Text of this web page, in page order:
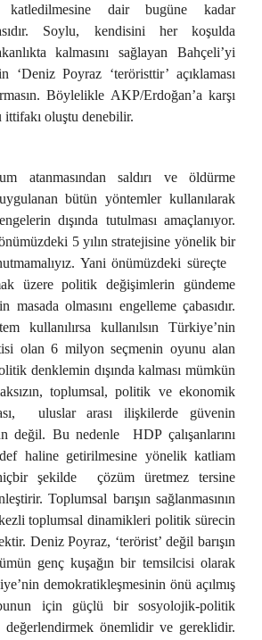
katledilmesine dair bugüne kadar
Soylu, kendisini her koşulda
kalmasını sağlayan Bahçeli’yi
‘Deniz Poyraz ‘teröristtir’ açıklaması
Böylelikle AKP/Erdoğan’a karşı
oluştu denebilir.
atanmasından saldırı ve öldürme
bütün yöntemler kullanılarak
dışında tutulması amaçlanıyor.
5 yılın stratejisine yönelik bir
Yani önümüzdeki süreçte
üzere politik değişimlerin gündeme
masada olmasını engelleme çabasıdır.
kullanılırsa kullanılsın Türkiye’nin
olan 6 milyon seçmenin oyunu alan
denklemin dışında kalması mümkün
toplumsal, politik ve ekonomik
uluslar arası ilişkilerde güvenin
değil. Bu nedenle HDP çalışanlarını
haline getirilmesine yönelik katliam
şekilde çözüm üretmez tersine
Toplumsal barışın sağlanmasının
toplumsal dinamikleri politik sürecin
Deniz Poyraz, ‘terörist’ değil barışın
genç kuşağın bir temsilcisi olarak
demokratikleşmesinin önü açılmış
için güçlü bir sosyolojik-politik
önemlidir ve gereklidir.